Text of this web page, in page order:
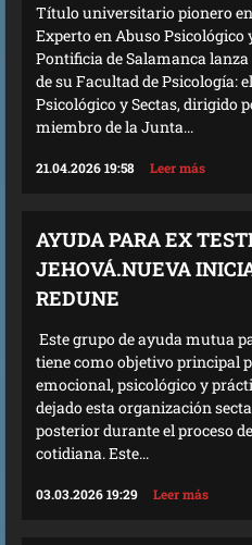
Título universitario pionero
Experto en Abuso Psicológico
Pontificia de Salamanca
de su Facultad de Psicología:
Psicológico y Sectas, dirigido
miembro de la Junta...
21.04.2026 19:58 Leer más
AYUDA PARA EX
JEHOVÁ.NUEVA
REDUNE
Este grupo de ayuda mutua
tiene como objetivo principal
emocional, psicológico y
dejado esta organización
posterior durante el proceso
cotidiana. Este...
03.03.2026 19:29 Leer más